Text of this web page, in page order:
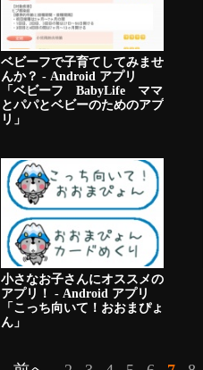
ベビーフで子育てしてみませ
んか？ - Android アプリ
「ベビーフ BabyLife ママ
とパパとベビーのためのアプ
リ」
小さなお子さんにオススメの
アプリ！ - Android アプリ
「こっち向いて！おおまぴょ
ん」